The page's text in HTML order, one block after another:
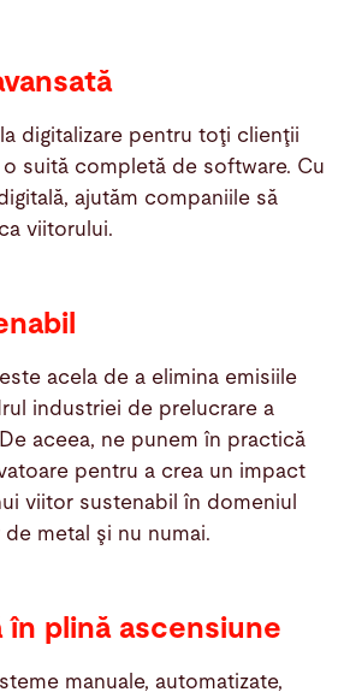
digitalizare pentru toţi clienţii
suită completă de software. Cu
ajutăm companiile să
viitorului.
acela de a elimina emisiile
industriei de prelucrare a
aceea, ne punem în practică
pentru a crea un impact
viitor sustenabil în domeniul
metal şi nu numai.
în plină ascensiune
manuale, automatizate,